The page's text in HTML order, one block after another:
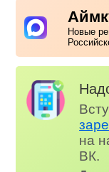
Новые
на
ВК.